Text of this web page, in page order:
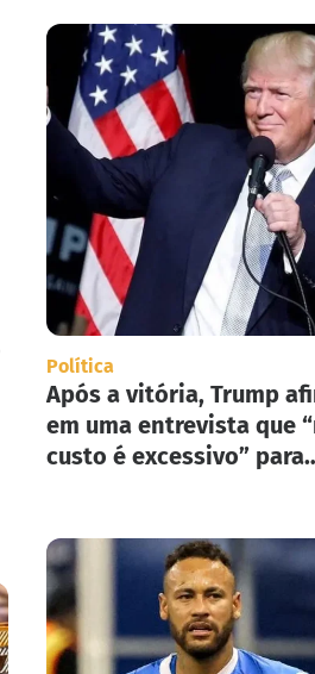
Política
Após a vitória, Trump
em uma entrevista que
custo é excessivo” para
Estados Unidos.